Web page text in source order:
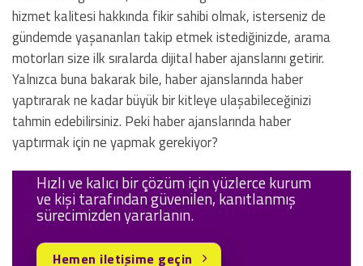
hizmet kalitesi hakkında fikir sahibi olmak, isterseniz de
gündemde yaşananları takip etmek istediğinizde, arama
motorları size ilk sıralarda dijital haber ajanslarını getirir.
Yalnızca buna bakarak bile, haber ajanslarında haber
yaptırarak ne kadar büyük bir kitleye ulaşabileceğinizi
tahmin edebilirsiniz. Peki haber ajanslarında haber
yaptırmak için ne yapmak gerekiyor?
Hızlı ve kalıcı bir çözüm için yüzlerce kurum
ve kişi tarafından güvenilen, kanıtlanmış
sürecimizden yararlanın.
Hemen iletişime geçin